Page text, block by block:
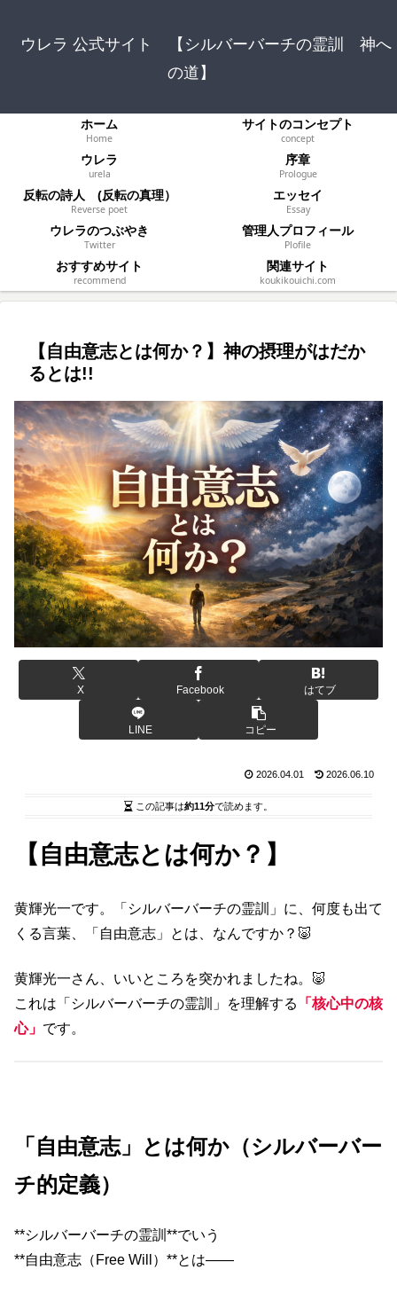
ウレラ 公式サイト 【シルバーバーチの霊訓 神へ
の道】
ホーム
Home
サイトのコンセプト
concept
ウレラ
urela
序章
Prologue
反転の詩人 (反転の真理）
Reverse poet
エッセイ
Essay
ウレラのつぶやき
Twitter
管理人プロフィール
Plofile
おすすめサイト
recommend
関連サイト
koukikouichi.com
【自由意志とは何か？】神の摂理がはだか
るとは!!
X Facebook はてブ
LINE コピー
2026.04.01 2026.06.10
この記事は約11分で読めます。
【自由意志とは何か？】
黄輝光一です。「シルバーバーチの霊訓」に、何度も出て
くる言葉、「自由意志」とは、なんですか？🐷
黄輝光一さん、いいところを突かれましたね。🐷
これは「シルバーバーチの霊訓」を理解する
「核心中の核
心」 です。
「自由意志」とは何か（シルバーバー
チ的定義）
**シルバーバーチの霊訓**でいう
**自由意志（Free Will）**とは――